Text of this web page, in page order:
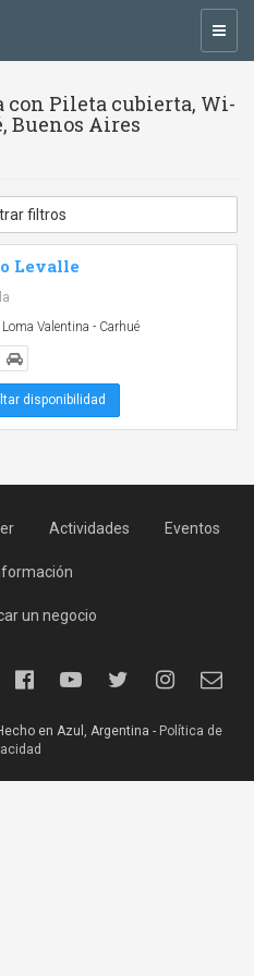
Pileta cubierta, Wi-
Buenos Aires
filtros
Levalle
Valentina - Carhué
disponibilidad
Actividades Eventos
un negocio
en Azul, Argentina - Política de